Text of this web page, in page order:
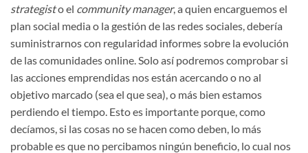
strategisto el community manager, a quien encarguemos el
plan social media o la gestión de las redes sociales, debería
suministrarnos con regularidad informes sobre la evolución
de las comunidades online. Solo así podremos comprobar si
las acciones emprendidas nos están acercando o no al
objetivo marcado (sea el que sea), o más bien estamos
perdiendo el tiempo. Esto es importante porque, como
decíamos, si las cosas no se hacen como deben, lo más
probable es que no percibamos ningún beneficio, lo cual nos